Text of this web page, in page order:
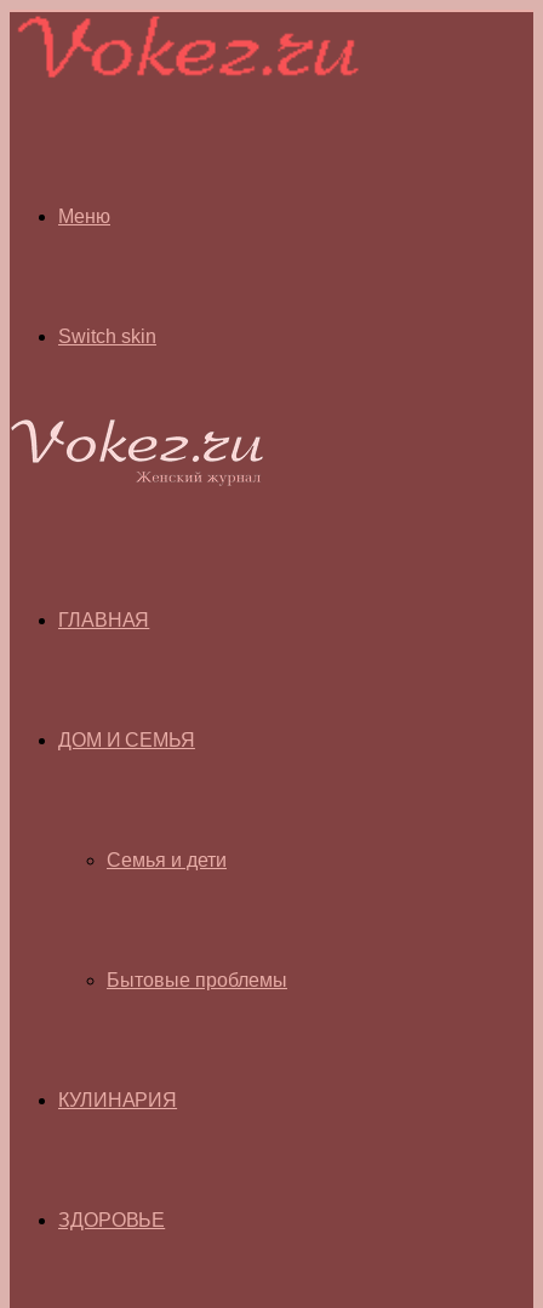
Меню
Switch skin
ГЛАВНАЯ
ДОМ И СЕМЬЯ
Семья и дети
Бытовые проблемы
КУЛИНАРИЯ
ЗДОРОВЬЕ